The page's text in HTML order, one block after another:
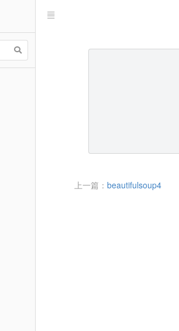
上一篇： beautifulsoup4